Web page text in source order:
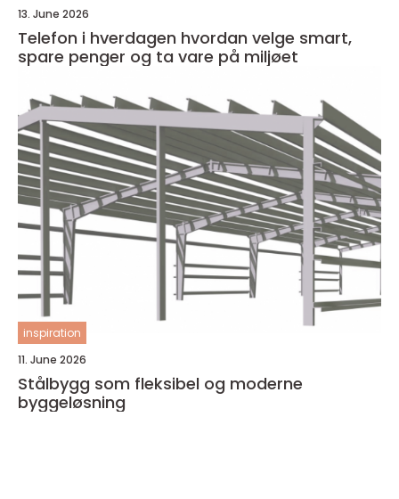
13. June 2026
Telefon i hverdagen hvordan velge smart,
spare penger og ta vare på miljøet
inspiration
11. June 2026
Stålbygg som fleksibel og moderne
byggeløsning